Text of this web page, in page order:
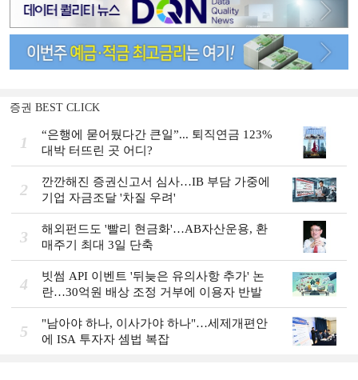
증권 BEST CLICK
1
“은행에 묻어뒀다간 큰일”... 퇴직연금 123%
대박 터뜨린 곳 어디?
2
깐깐해진 증권신고서 심사…IB 부담 가중에
기업 자금조달 '차질 우려'
3
해외펀드도 '빨리 현금화'…AB자산운용, 환
매주기 최대 3일 단축
4
빗썸 API 이벤트 '뒤늦은 유의사항 추가' 논
란…30억원 배상 조정 거부에 이용자 반발
5
"남아야 하나, 이사가야 하나"…세제개편안
에 ISA 투자자 셈법 복잡